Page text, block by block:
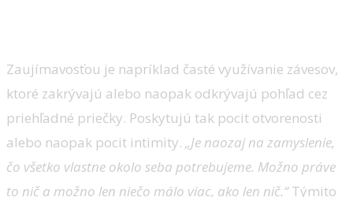
Zaujímavosťou je napríklad časté využívanie závesov,
ktoré zakrývajú alebo naopak odkrývajú pohľad cez
priehľadné priečky. Poskytujú tak pocit otvorenosti
alebo naopak pocit intimity. „Je naozaj na zamyslenie,
čo všetko vlastne okolo seba potrebujeme. Možno práve
to nič a možno len niečo málo viac, ako len nič.“Týmito